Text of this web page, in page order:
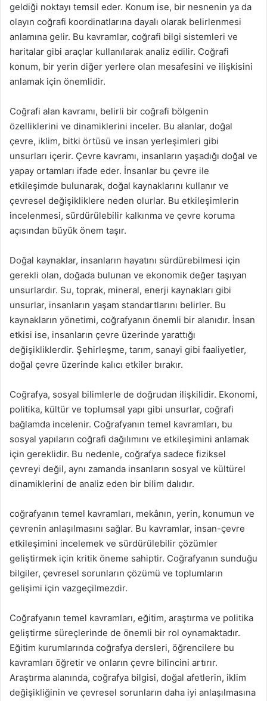
geldiği noktayı temsil eder. Konum ise, bir nesnenin ya da
olayın coğrafi koordinatlarına dayalı olarak belirlenmesi
anlamına gelir. Bu kavramlar, coğrafi bilgi sistemleri ve
haritalar gibi araçlar kullanılarak analiz edilir. Coğrafi
konum, bir yerin diğer yerlere olan mesafesini ve ilişkisini
anlamak için önemlidir.
Coğrafi alan kavramı, belirli bir coğrafi bölgenin
özelliklerini ve dinamiklerini inceler. Bu alanlar, doğal
çevre, iklim, bitki örtüsü ve insan yerleşimleri gibi
unsurları içerir. Çevre kavramı, insanların yaşadığı doğal ve
yapay ortamları ifade eder. İnsanlar bu çevre ile
etkileşimde bulunarak, doğal kaynaklarını kullanır ve
çevresel değişikliklere neden olurlar. Bu etkileşimlerin
incelenmesi, sürdürülebilir kalkınma ve çevre koruma
açısından büyük önem taşır.
Doğal kaynaklar, insanların hayatını sürdürebilmesi için
gerekli olan, doğada bulunan ve ekonomik değer taşıyan
unsurlardır. Su, toprak, mineral, enerji kaynakları gibi
unsurlar, insanların yaşam standartlarını belirler. Bu
kaynakların yönetimi, coğrafyanın önemli bir alanıdır. İnsan
etkisi ise, insanların çevre üzerinde yarattığı
değişikliklerdir. Şehirleşme, tarım, sanayi gibi faaliyetler,
doğal çevre üzerinde kalıcı etkiler bırakır.
Coğrafya, sosyal bilimlerle de doğrudan ilişkilidir. Ekonomi,
politika, kültür ve toplumsal yapı gibi unsurlar, coğrafi
bağlamda incelenir. Coğrafyanın temel kavramları, bu
sosyal yapıların coğrafi dağılımını ve etkileşimini anlamak
için gereklidir. Bu nedenle, coğrafya sadece fiziksel
çevreyi değil, aynı zamanda insanların sosyal ve kültürel
dinamiklerini de analiz eden bir bilim dalıdır.
coğrafyanın temel kavramları, mekânın, yerin, konumun ve
çevrenin anlaşılmasını sağlar. Bu kavramlar, insan-çevre
etkileşimini incelemek ve sürdürülebilir çözümler
geliştirmek için kritik öneme sahiptir. Coğrafyanın sunduğu
bilgiler, çevresel sorunların çözümü ve toplumların
gelişimi için vazgeçilmezdir.
Coğrafyanın temel kavramları, eğitim, araştırma ve politika
geliştirme süreçlerinde de önemli bir rol oynamaktadır.
Eğitim kurumlarında coğrafya dersleri, öğrencilere bu
kavramları öğretir ve onların çevre bilincini artırır.
Araştırma alanında, coğrafya bilgisi, doğal afetlerin, iklim
değişikliğinin ve çevresel sorunların daha iyi anlaşılmasına